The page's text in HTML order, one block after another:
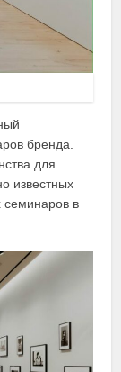
бренда.
для
известных
семинаров в